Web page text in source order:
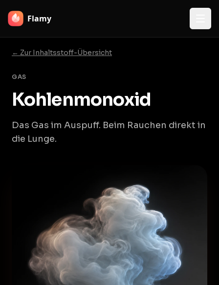
Flamy
← Zur Inhaltsstoff-Übersicht
GAS
Kohlenmonoxid
Das Gas im Auspuff. Beim Rauchen direkt in
die Lunge.